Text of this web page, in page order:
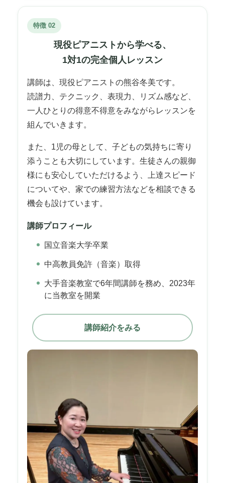
特徴 02
現役ピアニストから学べる、
1対1の完全個人レッスン
講師は、現役ピアニストの熊谷冬美です。
読譜力、テクニック、表現力、リズム感など、
一人ひとりの得意不得意をみながらレッスンを
組んでいきます。
また、1児の母として、子どもの気持ちに寄り
添うことも大切にしています。生徒さんの親御
様にも安心していただけるよう、上達スピード
についてや、家での練習方法などを相談できる
機会も設けています。
講師プロフィール
国立音楽大学卒業
中高教員免許（音楽）取得
大手音楽教室で6年間講師を務め、2023年
に当教室を開業
講師紹介をみる